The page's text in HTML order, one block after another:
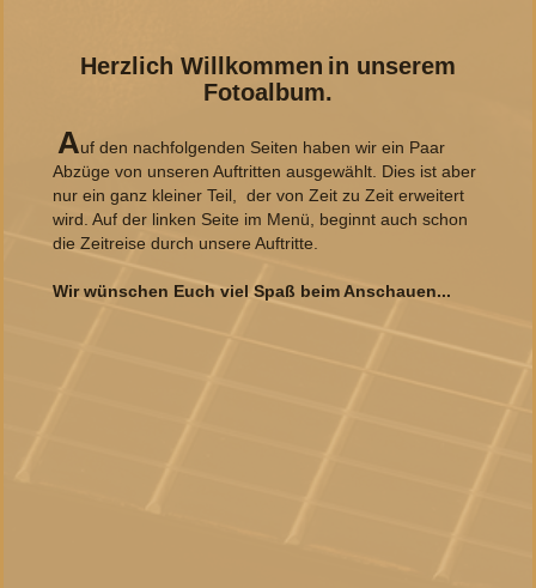
Herzlich Willkommen in unserem
Fotoalbum.
Auf den nachfolgenden Seiten haben wir ein Paar
Abzüge von unseren Auftritten ausgewählt. Dies ist aber
nur ein ganz kleiner Teil, der von Zeit zu Zeit erweitert
wird. Auf der linken Seite im Menü, beginnt auch schon
die Zeitreise durch unsere Auftritte.
Wir wünschen Euch viel Spaß beim Anschauen...